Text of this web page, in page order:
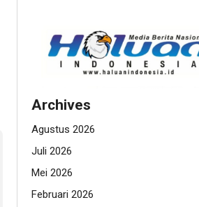
2031
Archives
Agustus 2026
Juli 2026
Mei 2026
Februari 2026